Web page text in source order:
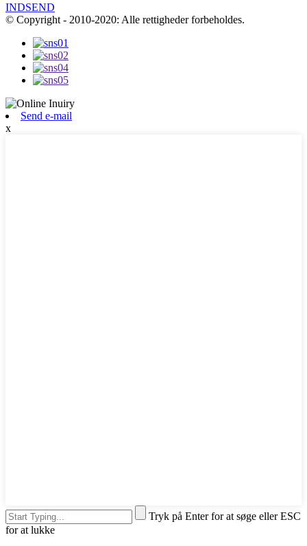
INDSEND
© Copyright - 2010-2020: Alle rettigheder forbeholdes.
Send e-mail
x
Tryk på Enter for at søge eller ESC
for at lukke